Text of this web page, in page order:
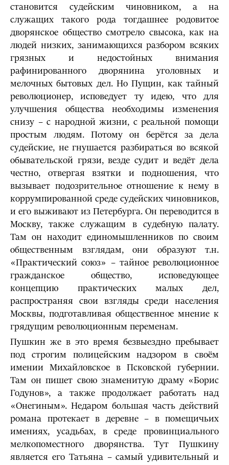
становится судейским чиновником, а на
служащих такого рода тогдашнее родовитое
дворянское общество смотрело свысока, как на
людей низких, занимающихся разбором всяких
грязных и недостойных внимания
рафинированного дворянина уголовных и
мелочных бытовых дел. Но Пущин, как тайный
революционер, исповедует ту идею, что для
улучшения общества необходимы изменения
снизу – с народной жизни, с реальной помощи
простым людям. Потому он берётся за дела
судейские, не гнушается разбираться во всякой
обывательской грязи, везде судит и ведёт дела
честно, отвергая взятки и подношения, что
вызывает подозрительное отношение к нему в
коррумпированной среде судейских чиновников,
и его выживают из Петербурга. Он переводится в
Москву, также служащим в судебную палату.
Там он находит единомышленников по своим
общественным взглядам, они образуют т.н.
«Практический союз» – тайное революционное
гражданское общество, исповедующее
концепцию практических малых дел,
распространяя свои взгляды среди населения
Москвы, подготавливая общественное мнение к
грядущим революционным переменам.
Пушкин же в это время безвыездно пребывает
под строгим полицейским надзором в своём
имении Михайловское в Псковской губернии.
Там он пишет свою знаменитую драму «Борис
Годунов», а также продолжает работать над
«Онегиным». Недаром большая часть действий
романа протекает в деревне – в помещичьих
имениях, усадьбах, в среде провинциального
мелкопоместного дворянства. Тут Пушкину
является его Татьяна – самый удивительный и